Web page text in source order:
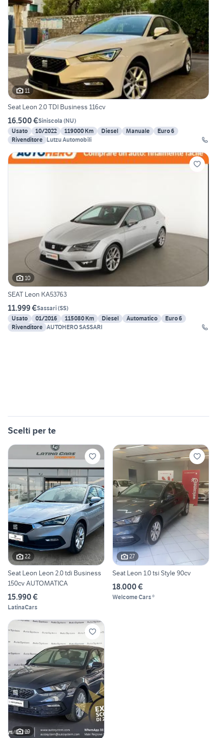
11
Seat Leon 2.0 TDI Business 116cv
16.500 €Siniscola (NU)
Usato
10/2022 119000 Km Diesel Manuale
Euro 6
Rivenditore Lutzu Automobili
10
SEAT Leon KA53763
11.999 €Sassari(SS)
Usato
01/2016 115080 Km Diesel Automatico
Euro 6
Rivenditore AUTOHERO SASSARI
Scelti per te
22
Seat Leon Leon 2.0 tdi Business
150cv AUTOMATICA
15.990 €
LatinaCars
27
Seat Leon 1.0 tsi Style 90cv
18.000 €
Welcome Cars ®
19